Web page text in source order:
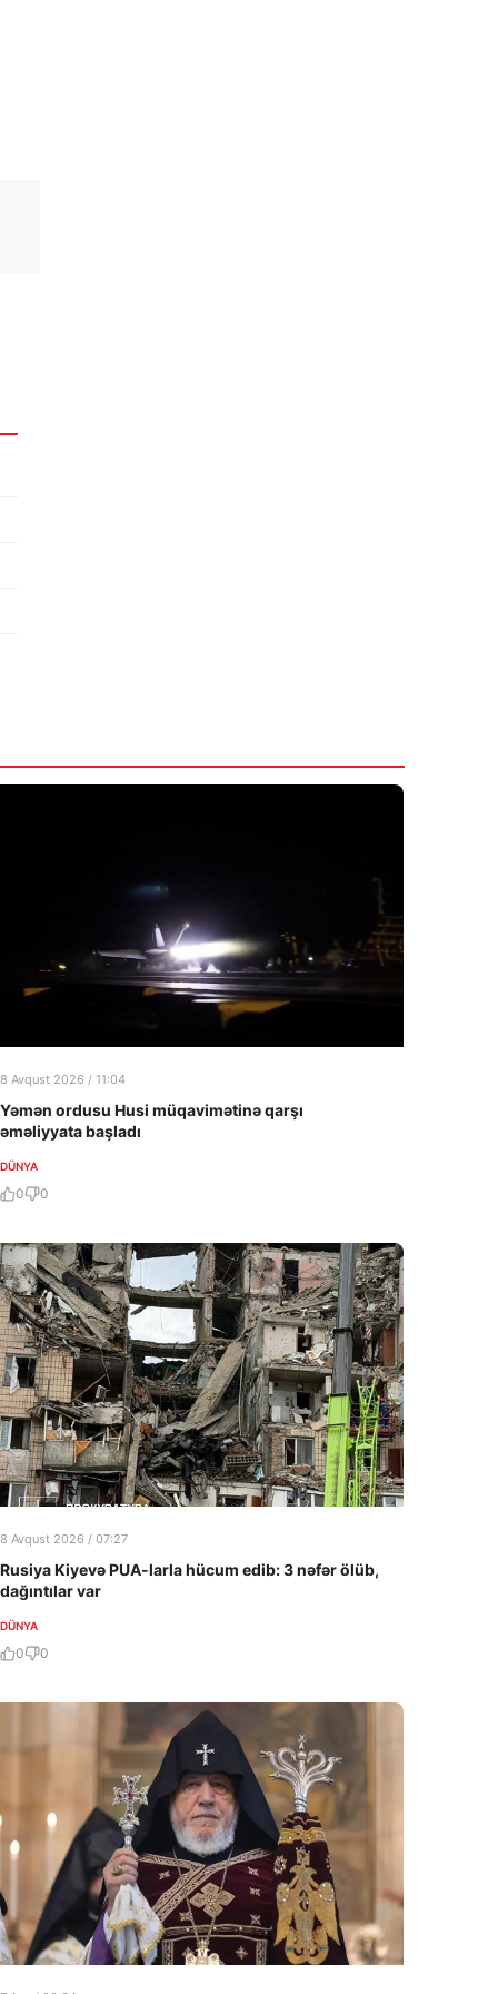
8 Avqust 2026 / 11:04
Yəmən ordusu Husi müqavimətinə qarşı
əməliyyata başladı
DÜNYA
0 0
8 Avqust 2026 / 07:27
Rusiya Kiyevə PUA-larla hücum edib: 3 nəfər ölüb,
dağıntılar var
DÜNYA
0 0